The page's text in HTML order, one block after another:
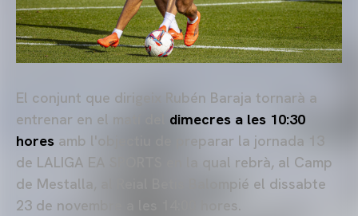
El conjunt que dirigeix Rubén Baraja tornarà a
entrenar en el matí del dimecres a les 10:30
hores amb l'objectiu de preparar la jornada 13
de LALIGA EA SPORTS en la qual rebrà, al Camp
de Mestalla, al Reial Betis Balompié el dissabte
23 de novembre a les 14:00 hores.